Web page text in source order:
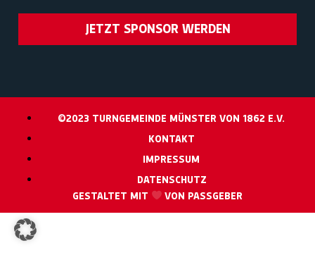
JETZT SPONSOR WERDEN
©2023 TURNGEMEINDE MÜNSTER VON 1862 E.V.
KONTAKT
IMPRESSUM
DATENSCHUTZ
GESTALTET MIT
VON PASSGEBER